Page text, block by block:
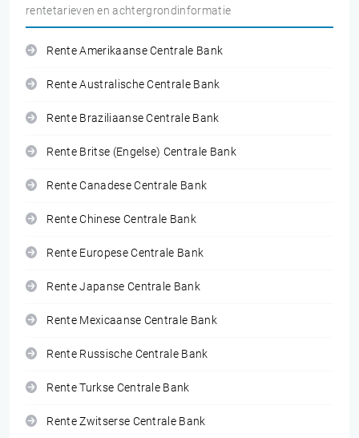
rentetarieven en achtergrondinformatie
Rente Amerikaanse Centrale Bank
Rente Australische Centrale Bank
Rente Braziliaanse Centrale Bank
Rente Britse (Engelse) Centrale Bank
Rente Canadese Centrale Bank
Rente Chinese Centrale Bank
Rente Europese Centrale Bank
Rente Japanse Centrale Bank
Rente Mexicaanse Centrale Bank
Rente Russische Centrale Bank
Rente Turkse Centrale Bank
Rente Zwitserse Centrale Bank